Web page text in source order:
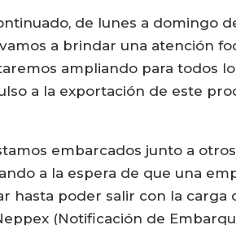
de lunes a domingo
a brindar una atención
ampliando para todos
a la exportación de este
embarcados junto a
a la espera de que una
hasta poder salir con la carga
(Notificación de